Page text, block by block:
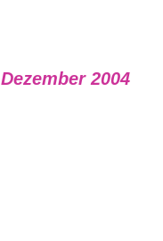
Dezember 2004